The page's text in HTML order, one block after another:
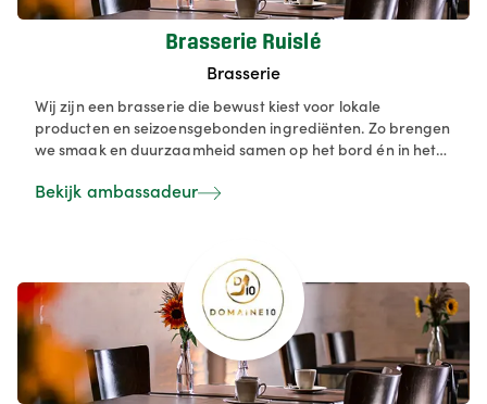
Brasserie Ruislé
Brasserie
Wij zijn een brasserie die bewust kiest voor lokale
producten en seizoensgebonden ingrediënten. Zo brengen
we smaak en duurzaamheid samen op het bord én in het
ons kan proeven: Brasrund steak – gekweekt op slechts 2
gevangen, Belgische wijnen – onder andere van: Entre-
Deux-Monts, Vandersteene, Genoels-Elderen en
Vandeurzen. We werken bewust met producten van het
seizoen om maximale smaak en versheid te garanderen.
Bekijk ambassadeur